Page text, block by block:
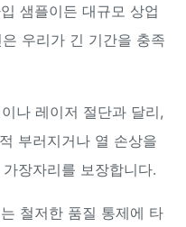
샘플이든 대규모 상업
우리가 긴 기간을 충족
나 레이저 절단과 달리,
부러지거나 열 손상을
장자리를 보장합니다.
철저한 품질 통제에 타